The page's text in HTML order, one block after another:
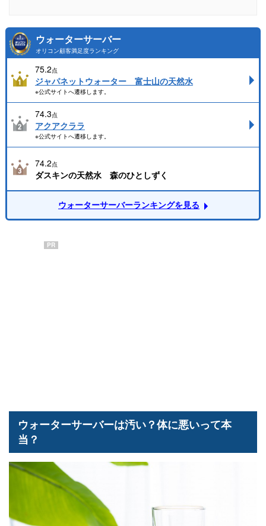
ウォーターサーバー
オリコン顧客満足度ランキング
75.2点
ジャパネットウォーター 富士山の天然水
※公式サイトへ遷移します。
74.3点
アクアクララ
※公式サイトへ遷移します。
74.2点
ダスキンの天然水 森のひとしずく
ウォーターサーバーランキングを見る
PR
ウォーターサーバーは汚い？体に悪いって本
当？